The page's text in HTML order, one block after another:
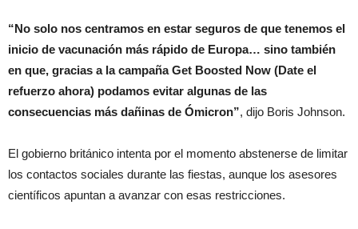
“No solo nos centramos en estar seguros de que tenemos el
inicio de vacunación más rápido de Europa… sino también
en que, gracias a la campaña Get Boosted Now (Date el
refuerzo ahora) podamos evitar algunas de las
consecuencias más dañinas de Ómicron”, dijo Boris Johnson.
El gobierno británico intenta por el momento abstenerse de limitar
los contactos sociales durante las fiestas, aunque los asesores
científicos apuntan a avanzar con esas restricciones.